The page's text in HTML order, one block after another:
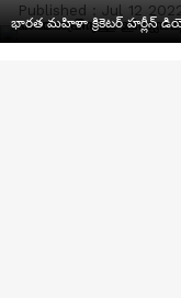
Published : Jul 12
భారత మహిళా క్రికెటర్ హర్లీన్